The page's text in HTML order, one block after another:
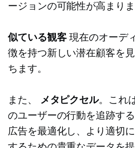
ージョンの可能性が高まりま
似ている観客現在のオーデ
徴を持つ新しい潜在顧客を
ちます。
また、 メタピクセル。これ
のユーザーの行動を追跡する
広告を最適化し、より適切